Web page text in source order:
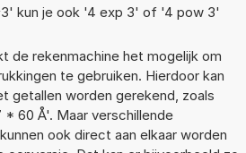
kun je ook '4 exp 3' of '4 pow 3'
de rekenmachine het mogelijk om
te gebruiken. Hierdoor kan
getallen worden gerekend, zoals
60 Å'. Maar verschillende
ook direct aan elkaar worden